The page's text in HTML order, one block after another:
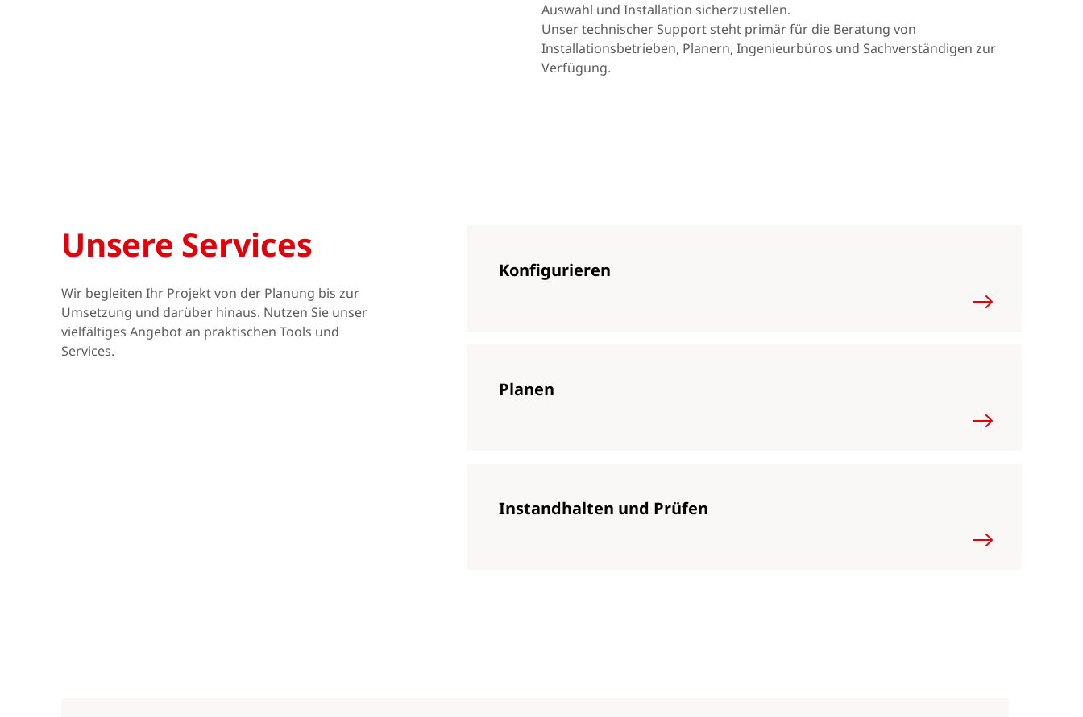
Auswahl und Installation sicherzustellen.
Unser technischer Support steht primär für die Beratung von
Installationsbetrieben, Planern, Ingenieurbüros und Sachverständigen zur
Verfügung.
Unsere Services
Wir begleiten Ihr Projekt von der Planung bis zur
Umsetzung und darüber hinaus. Nutzen Sie unser
vielfältiges Angebot an praktischen Tools und
Services.
Konfigurieren
Planen
Instandhalten und Prüfen